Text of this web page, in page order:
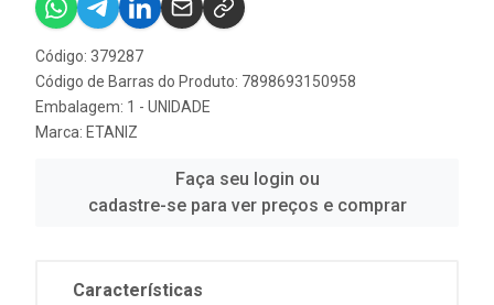
Código: 379287
Código de Barras do Produto: 7898693150958
Embalagem: 1 - UNIDADE
Marca: ETANIZ
Faça seu login ou
cadastre-se para ver preços e comprar
Características